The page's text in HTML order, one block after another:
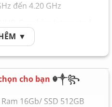
đến 4.20 GHz
máy
▼
cho bạn ☬༒꧂
Ram 16Gb/ SSD 512GB